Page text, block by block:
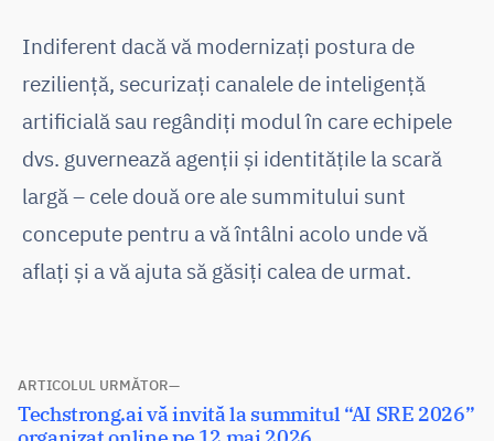
Indiferent dacă vă modernizați postura de
reziliență, securizați canalele de inteligență
artificială sau regândiți modul în care echipele
dvs. guvernează agenții și identitățile la scară
largă – cele două ore ale summitului sunt
concepute pentru a vă întâlni acolo unde vă
aflați și a vă ajuta să găsiți calea de urmat.
Navigare
în
ARTICOLUL URMĂTOR
Articolul
Techstrong.ai vă invită la summitul “AI SRE 2026”